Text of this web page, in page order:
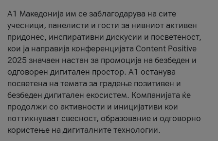
А1 Македонија им се заблагодарува на сите
учесници, панелисти и гости за нивниот активен
придонес, инспиративни дискусии и посветеност,
кои ја направија конференцијата Content Positive
2025 значаен настан за промоција на безбеден и
одговорен дигитален простор. А1 останува
посветена на темата за градење позитивен и
безбеден дигитален екосистем. Компанијата ќе
продолжи со активности и иницијативи кои
поттикнуваат свесност, образование и одговорно
користење на дигиталните технологии.